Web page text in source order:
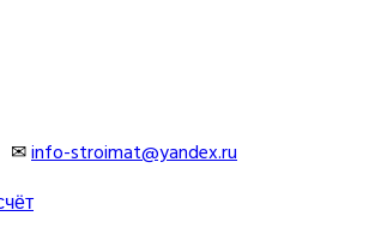
✉info-stroimat@yandex.ru